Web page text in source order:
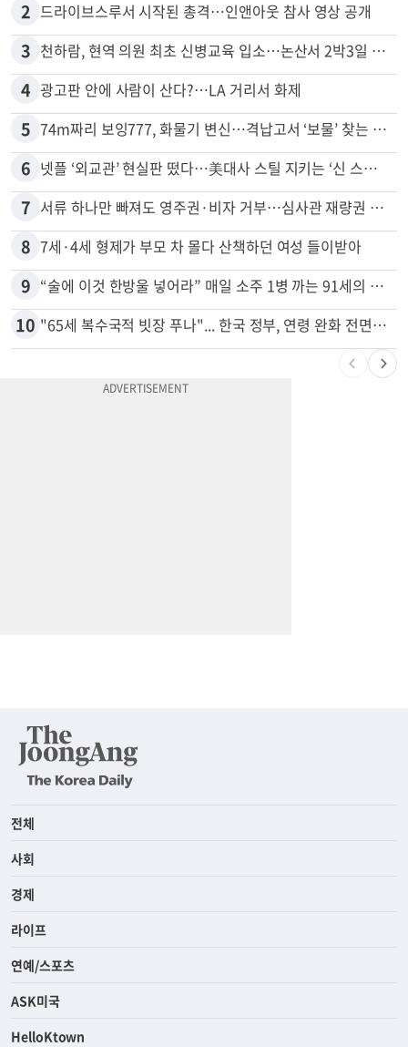
2 드라이브스루서 시작된 총격…인앤아웃 참사 영상 공개
3 천하람, 현역 의원 최초 신병교육 입소…논산서 2박3일 생활
4 광고판 안에 사람이 산다?…LA 거리서 화제
5 74m짜리 보잉777, 화물기 변신…격납고서 ‘보물’ 찾는 인천공항
6 넷플 ‘외교관’ 현실판 떴다…美대사 스틸 지키는 ‘신 스틸러’
7 서류 하나만 빠져도 영주권·비자 거부…심사관 재량권 대폭 확대
8 7세·4세 형제가 부모 차 몰다 산책하던 여성 들이받아
9 “술에 이것 한방울 넣어라” 매일 소주 1병 까는 91세의 철칙
10 "65세 복수국적 빗장 푸나"... 한국 정부, 연령 완화 전면 추진
전체
사회
경제
라이프
연예/스포츠
ASK미국
HelloKtown